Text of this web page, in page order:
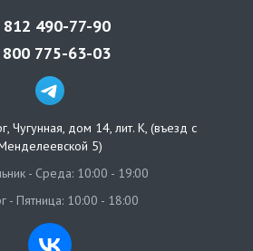
812 490-77-90
800 775-63-03
, Чугунная, дом 14, лит. К, (въезд с
5)
- Среда: 10:00 - 19:00
- Пятница: 10:00 - 18:00